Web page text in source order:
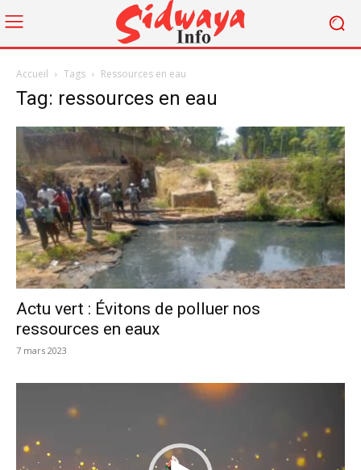
Accueil Tags Ressources en eau
Tag: ressources en eau
Actu vert : Évitons de polluer nos
ressources en eaux
7 mars 2023